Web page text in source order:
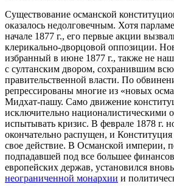
Существование османской
оказалось недолговечным. Хотя
начале 1877 г., его первые акции
клерикально-дворцовой оппозиции.
избранный в июне 1877 г., также не
с султанским двором, сохранившим
правительственной власти. По
репрессированы многие из «новых
Мидхат-пашу. Само движение
исключительно националистическими
испытывать кризис. В феврале 1878 г.
окончательно распущен, и Конституция
свое действие. В Османской империи,
подпадавшей под все большее
европейских держав, установился
неограниченной монархии и